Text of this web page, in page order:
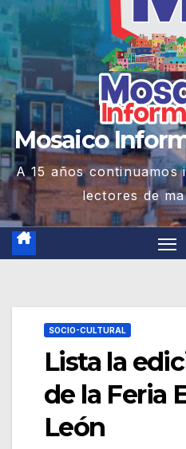
Mosaico
A 15 años
lectores de
SOCIO-CULTURAL
Lista la
de la Feria
León